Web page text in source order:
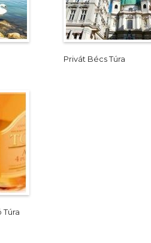
Privát Bécs Túra
Túra